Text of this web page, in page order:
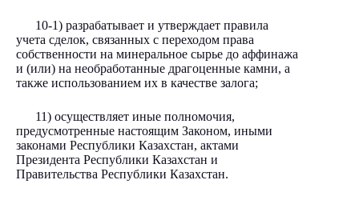
10-1) разрабатывает и утверждает правила
учета сделок, связанных с переходом права
собственности на минеральное сырье до аффинажа
и (или) на необработанные драгоценные камни, а
также использованием их в качестве залога;
11) осуществляет иные полномочия,
предусмотренные настоящим Законом, иными
законами Республики Казахстан, актами
Президента Республики Казахстан и
Правительства Республики Казахстан.